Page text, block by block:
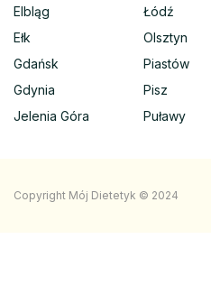
Elbląg
Ełk
Gdańsk
Gdynia
Jelenia Góra
Łódź
Olsztyn
Piastów
Pisz
Puławy
Copyright Mój Dietetyk © 2024